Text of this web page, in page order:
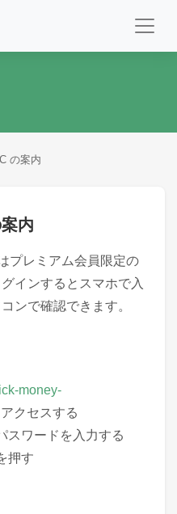
の案内
内
プレミアム会員限定の
インするとスマホで入
ンで確認できます。
money-
クセスする
スワードを入力する
押す